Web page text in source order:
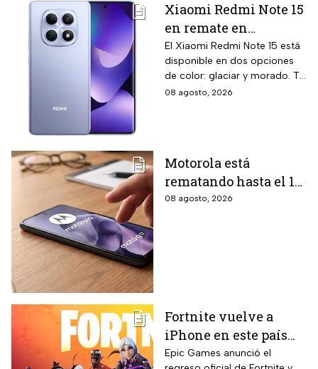
Xiaomi Redmi Note 15
en remate en
Liverpool: 256 GB de
almacenamiento,
cámara de 108 MP y
carga rápida
El Xiaomi Redmi Note 15 está
disponible en dos opciones
de color: glaciar y morado. Te
contamos todos los detalles
08 agosto, 2026
Motorola está
rematando hasta el 19
de agosto el celular
08 agosto, 2026
Fortnite vuelve a
iPhone en este país
latinoamericano tras
Epic Games anunció el